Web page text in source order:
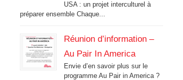
USA : un projet interculturel à
préparer ensemble Chaque...
Réunion d’information –
Au Pair In America
Envie d’en savoir plus sur le
programme Au Pair in America ?